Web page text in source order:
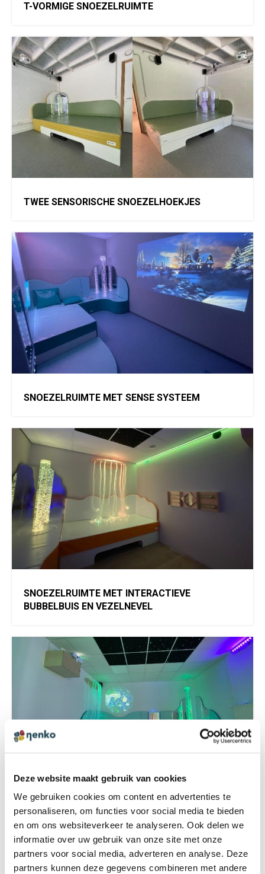
Deze website maakt gebruik van cookies
We gebruiken cookies om content en advertenties te
personaliseren, om functies voor social media te bieden
en om ons websiteverkeer te analyseren. Ook delen we
informatie over uw gebruik van onze site met onze
partners voor social media, adverteren en analyse. Deze
partners kunnen deze gegevens combineren met andere
T-VORMIGE SNOEZELRUIMTE
TWEE SENSORISCHE SNOEZELHOEKJES
SNOEZELRUIMTE MET SENSE SYSTEEM
SNOEZELRUIMTE MET INTERACTIEVE
BUBBELBUIS EN VEZELNEVEL
SNOEZELRUIMTE MET STERRENHEMEL
PLAFOND